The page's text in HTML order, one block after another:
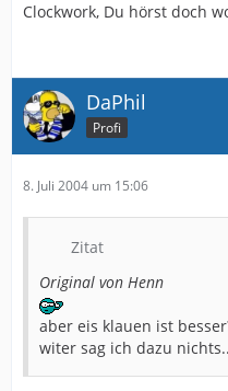
Clockwork, Du hörst doch
DaPhil
Profi
8. Juli 2004 um 15:06
Zitat
Original von Henn
aber eis klauen ist
witer sag ich dazu